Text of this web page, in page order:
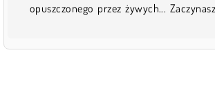
opuszczonego przez żywych...